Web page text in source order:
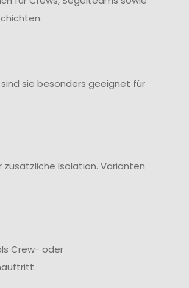
sie besonders geeignet für
Isolation. Varianten
Crew- oder